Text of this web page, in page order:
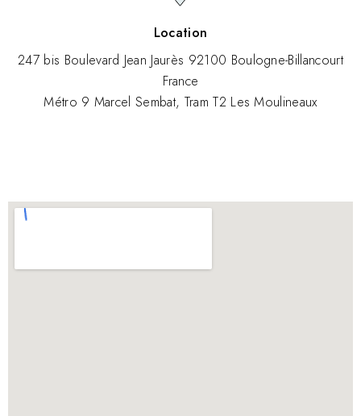
Location
247 bis Boulevard Jean Jaurès 92100 Boulogne-Billancourt
France
Métro 9 Marcel Sembat, Tram T2 Les Moulineaux